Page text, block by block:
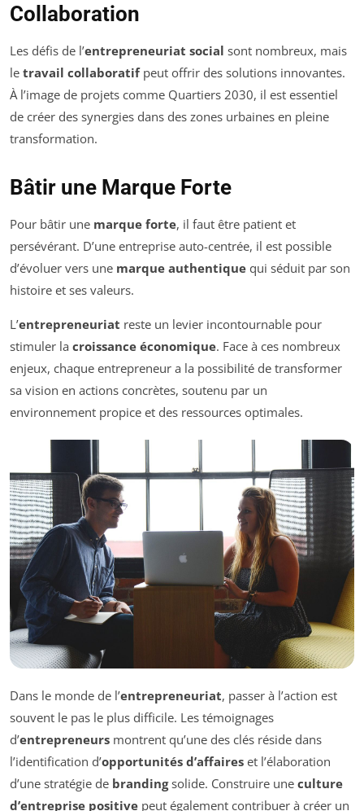
Collaboration
Les défis de l’entrepreneuriat social sont nombreux, mais
le travail collaboratifpeut offrir des solutions innovantes.
À l’image de projets comme Quartiers 2030, il est essentiel
de créer des synergies dans des zones urbaines en pleine
transformation.
Bâtir une Marque Forte
Pour bâtir une marque forte, il faut être patient et
persévérant. D’une entreprise auto-centrée, il est possible
d’évoluer vers une marque authentique qui séduit par son
histoire et ses valeurs.
L’entrepreneuriat reste un levier incontournable pour
stimuler la croissance économique. Face à ces nombreux
enjeux, chaque entrepreneur a la possibilité de transformer
sa vision en actions concrètes, soutenu par un
environnement propice et des ressources optimales.
Dans le monde de l’entrepreneuriat, passer à l’action est
souvent le pas le plus difficile. Les témoignages
d’entrepreneurs montrent qu’une des clés réside dans
l’identification d’opportunités d’affaires et l’élaboration
d’une stratégie de brandingsolide. Construire une culture
d’entreprise positive peut également contribuer à créer un